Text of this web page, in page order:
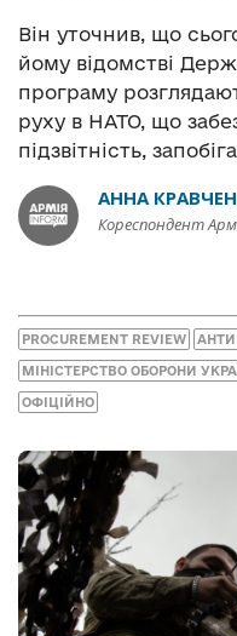
Він уточнив, що
йому відомстві
програму
руху в НАТО, що
підзвітність,
АННА
Кореспондент
PROCUREMENT REVIEW
МІНІСТЕРСТВО ОБОРОНИ
ОФІЦІЙНО